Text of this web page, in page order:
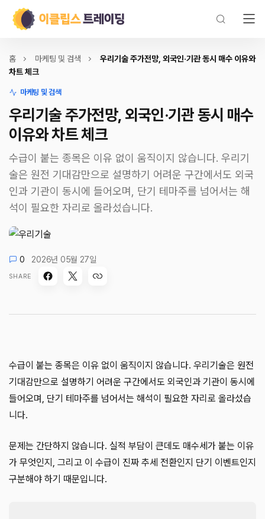
홈 마케팅 및 검색
우리기술 주가전망, 외국인·기관 동시 매수 이유와
차트 체크
마케팅 및 검색
우리기술 주가전망, 외국인·기관 동시 매수
이유와 차트 체크
수급이 붙는 종목은 이유 없이 움직이지 않습니다. 우리기
술은 원전 기대감만으로 설명하기 어려운 구간에서도 외국
인과 기관이 동시에 들어오며, 단기 테마주를 넘어서는 해
석이 필요한 자리로 올라섰습니다.
0 2026년 05월 27일
SHARE
수급이 붙는 종목은 이유 없이 움직이지 않습니다. 우리기술은 원전
기대감만으로 설명하기 어려운 구간에서도 외국인과 기관이 동시에
들어오며, 단기 테마주를 넘어서는 해석이 필요한 자리로 올라섰습
니다.
문제는 간단하지 않습니다. 실적 부담이 큰데도 매수세가 붙는 이유
가 무엇인지, 그리고 이 수급이 진짜 추세 전환인지 단기 이벤트인지
구분해야 하기 때문입니다.